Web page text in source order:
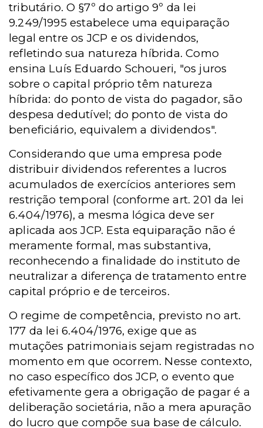
tributário. O §7º do artigo 9º da lei
9.249/1995 estabelece uma equiparação
legal entre os JCP e os dividendos,
refletindo sua natureza híbrida. Como
ensina Luís Eduardo Schoueri, "os juros
sobre o capital próprio têm natureza
híbrida: do ponto de vista do pagador, são
despesa dedutível; do ponto de vista do
beneficiário, equivalem a dividendos".
Considerando que uma empresa pode
distribuir dividendos referentes a lucros
acumulados de exercícios anteriores sem
restrição temporal (conforme art. 201 da lei
6.404/1976), a mesma lógica deve ser
aplicada aos JCP. Esta equiparação não é
meramente formal, mas substantiva,
reconhecendo a finalidade do instituto de
neutralizar a diferença de tratamento entre
capital próprio e de terceiros.
O regime de competência, previsto no art.
177 da lei 6.404/1976, exige que as
mutações patrimoniais sejam registradas no
momento em que ocorrem. Nesse contexto,
no caso específico dos JCP, o evento que
efetivamente gera a obrigação de pagar é a
deliberação societária, não a mera apuração
do lucro que compõe sua base de cálculo.